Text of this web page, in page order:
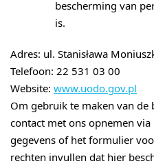
bescherming van
is.
Adres: ul. Stanisława
Telefoon: 22 531 03 00
Website: www.uodo.gov.pl
Om gebruik te maken van de
contact met ons opnemen
gegevens of het formulier
rechten invullen dat hier